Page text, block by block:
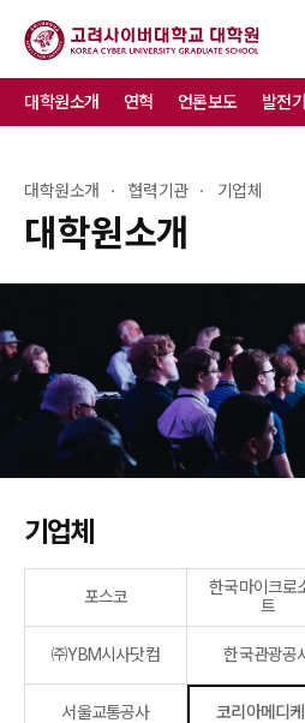
대학원소개
대학원소개 협력기관 기업체
대학원소개 연혁 언론보도 발전
기업체
포스코
한국마이크로
트
㈜YBM시사닷컴 한국관광공
서울교통공사 코리아메디케